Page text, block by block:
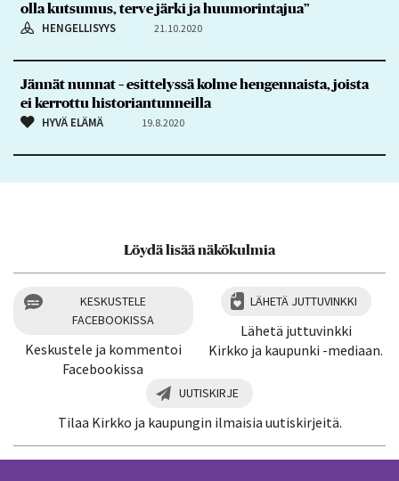
olla kutsumus, terve järki ja huumorintajua”
HENGELLISYYS 21.10.2020
Jännät nunnat – esittelyssä kolme hengennaista, joista
ei kerrottu historiantunneilla
HYVÄ ELÄMÄ 19.8.2020
Löydä lisää näkökulmia
KESKUSTELE
FACEBOOKISSA
Keskustele ja kommentoi
Facebookissa
LÄHETÄ JUTTUVINKKI
Lähetä juttuvinkki
Kirkko ja kaupunki -mediaan.
UUTISKIRJE
Tilaa Kirkko ja kaupungin ilmaisia uutiskirjeitä.